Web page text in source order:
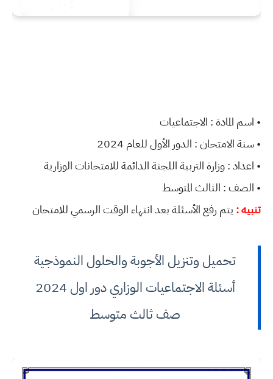
• اسم المادة : الاجتماعيات
• سنة الامتحان : الدور الأول للعام 2024
• اعداد : وزارة التربية اللجنة الدائمة للامتحانات الوزارية
• الصف : الثالث المتوسط
تنبيه : يتم رفع الأسئلة بعد انتهاء الوقت الرسمي للامتحان
تحميل وتنزيل الأجوبة والحلول النموذجية
أسئلة الاجتماعيات الوزاري دور اول 2024
صف ثالث متوسط